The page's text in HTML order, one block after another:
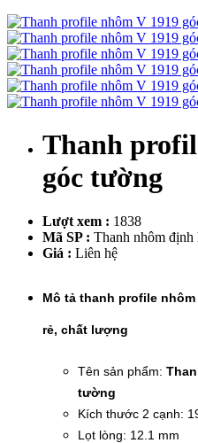
Thanh
góc tường
Lượt xem : 1838
Mã SP : Thanh nhôm
Giá : Liên hệ
Mô tả thanh profile
rẻ, chất lượng
Tên sản phẩm:
tường
Kích thước 2 cạnh:
Lọt lòng: 12.1 mm